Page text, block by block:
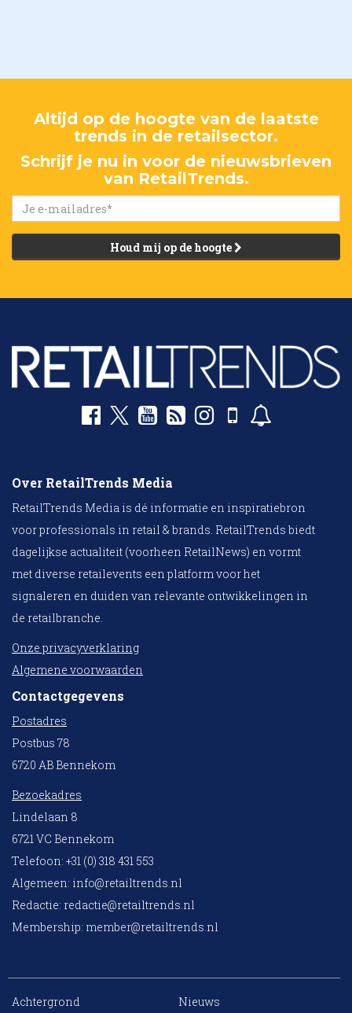
Altijd op de hoogte van de laatste
trends in de retailsector.
Schrijf je nu in voor de nieuwsbrieven
van RetailTrends.
Houd mij op de hoogte
Over RetailTrends Media
RetailTrends Media is dé informatie en inspiratiebron
voor professionals in retail & brands. RetailTrends biedt
dagelijkse actualiteit (voorheen RetailNews) en vormt
met diverse retailevents een platform voor het
signaleren en duiden van relevante ontwikkelingen in
de retailbranche.
Onze privacyverklaring
Algemene voorwaarden
Contactgegevens
Postadres
Postbus 78
6720 AB Bennekom
Bezoekadres
Lindelaan 8
6721 VC Bennekom
Telefoon: +31 (0) 318 431 553
Algemeen: info@retailtrends.nl
Redactie: redactie@retailtrends.nl
Membership: member@retailtrends.nl
Achtergrond
Nieuws